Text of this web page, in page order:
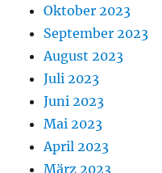
Oktober 2023
September 2023
August 2023
Juli 2023
Juni 2023
Mai 2023
April 2023
März 2023